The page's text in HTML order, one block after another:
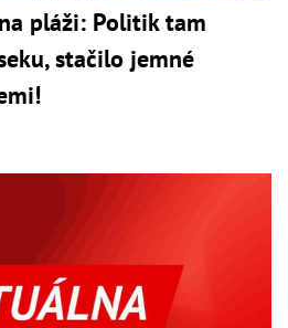
pláži: Politik tam
stačilo jemné